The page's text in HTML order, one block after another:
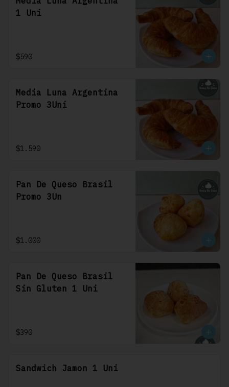
1 Uni
$590
Media Luna Argentina
Promo 3Uni
$1.590
Pan De Queso Brasil
Promo 3Un
$1.000
Pan De Queso Brasil
Sin Gluten 1 Uni
$390
Sandwich Jamon 1 Uni